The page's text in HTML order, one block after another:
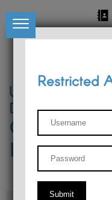
University of
Départment of
Center for
Research
Restricted